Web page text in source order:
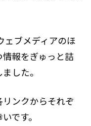
ェブメディアのほ
報をぎゅっと詰
した。
ンクからそれぞ
です。